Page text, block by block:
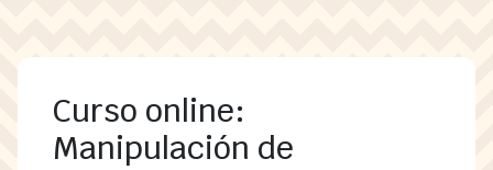
Curso online:
Manipulación de